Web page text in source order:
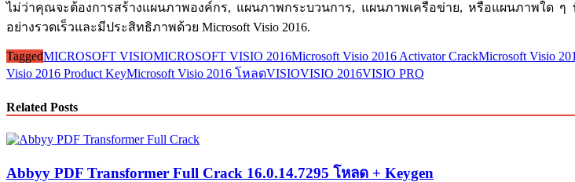
ไม่ว่าคุณจะต้องการสร้างแผนภาพองค์กร, แผนภาพกระบวนการ, แผนภาพเครือข่าย, หรือแผนภาพใด
อย่างรวดเร็วและมีประสิทธิภาพด้วย Microsoft Visio 2016.
TaggedMICROSOFT VISIOMICROSOFT VISIO 2016Microsoft Visio 2016 Activator CrackMicrosoft Visio
Visio 2016 Product KeyMicrosoft Visio 2016 โหลดVISIOVISIO 2016VISIO PRO
Related Posts
Abbyy PDF Transformer Full Crack 16.0.14.7295 โหลด + Keygen